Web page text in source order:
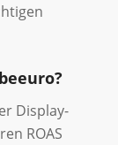
Display-
ROAS